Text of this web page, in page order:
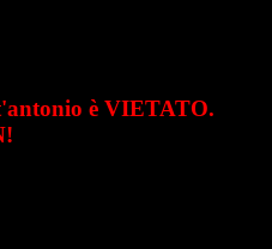
è VIETATO.